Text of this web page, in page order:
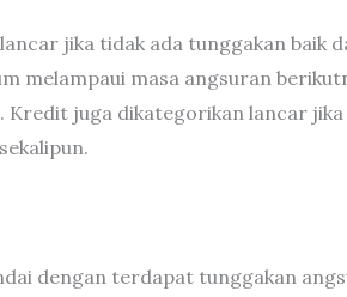
jika tidak ada tunggakan baik
melampaui masa angsuran
juga dikategorikan lancar jika
dengan terdapat tunggakan